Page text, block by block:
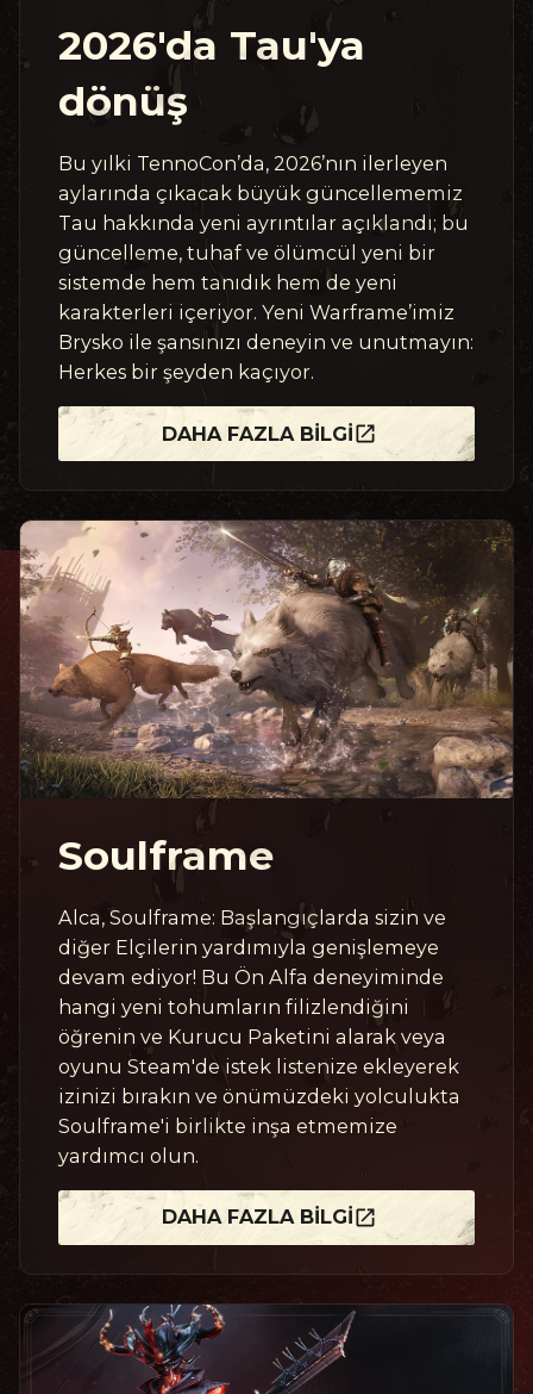
2026'da Tau'ya
dönüş
Bu yılki TennoCon’da, 2026’nın ilerleyen
aylarında çıkacak büyük güncellememiz
Tau hakkında yeni ayrıntılar açıklandı; bu
güncelleme, tuhaf ve ölümcül yeni bir
sistemde hem tanıdık hem de yeni
karakterleri içeriyor. Yeni Warframe’imiz
Brysko ile şansınızı deneyin ve unutmayın:
Herkes bir şeyden kaçıyor.
DAHA FAZLA BILGI
Soulframe
Alca, Soulframe: Başlangıçlarda sizin ve
diğer Elçilerin yardımıyla genişlemeye
devam ediyor! Bu Ön Alfa deneyiminde
hangi yeni tohumların filizlendiğini
öğrenin ve Kurucu Paketini alarak veya
oyunu Steam'de istek listenize ekleyerek
izinizi bırakın ve önümüzdeki yolculukta
Soulframe'i birlikte inşa etmemize
yardımcı olun.
DAHA FAZLA BILGI